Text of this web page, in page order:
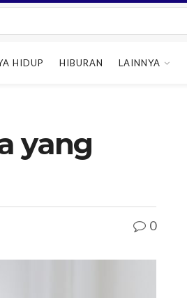
HIDUP HIBURAN LAINNYA
yang
0